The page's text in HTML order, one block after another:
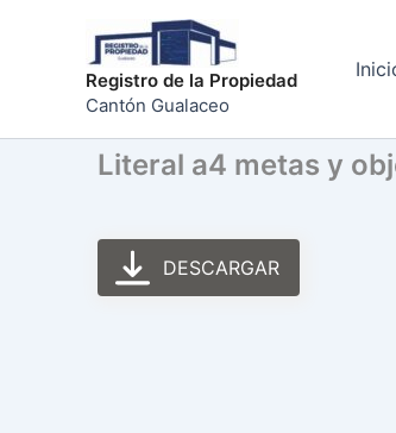
contenidoRegistro de la Propiedad
Cantón Gualaceo
Literal a4 metas y
DESCARGAR